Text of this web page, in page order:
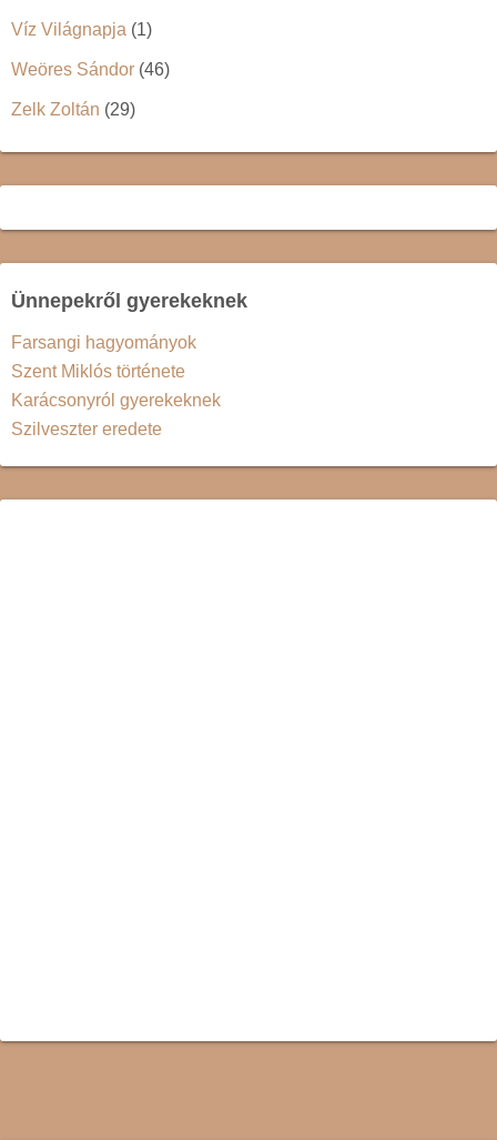
Víz Világnapja (1)
Weöres Sándor (46)
Zelk Zoltán (29)
Ünnepekről gyerekeknek
Farsangi hagyományok
Szent Miklós története
Karácsonyról gyerekeknek
Szilveszter eredete